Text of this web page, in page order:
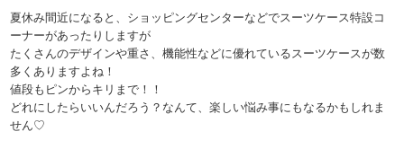
夏休み間近になると、ショッピングセンターなどでスーツケース特設コ
ーナーがあったりしますが
たくさんのデザインや重さ、機能性などに優れているスーツケースが数
多くありますよね！
値段もピンからキリまで！！
どれにしたらいいんだろう？なんて、楽しい悩み事にもなるかもしれま
せん♡